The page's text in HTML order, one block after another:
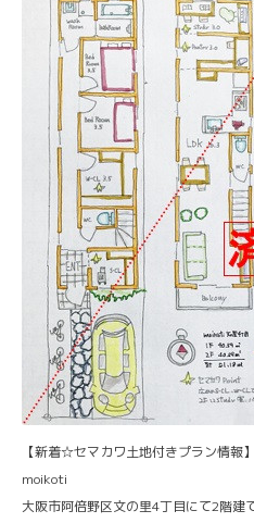
【新着☆セマカワ土地付きプラン情報】
moikoti
大阪市阿倍野区文の里4丁目にて2階建